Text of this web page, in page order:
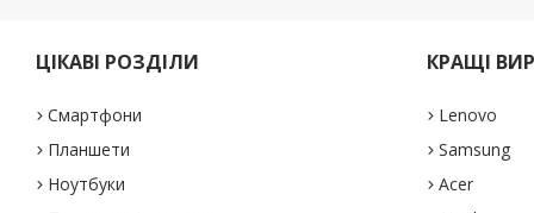
ЦІКАВІ РОЗДІЛИ
Смартфони
Планшети
Ноутбуки
КРАЩІ
Lenovo
Samsung
Acer